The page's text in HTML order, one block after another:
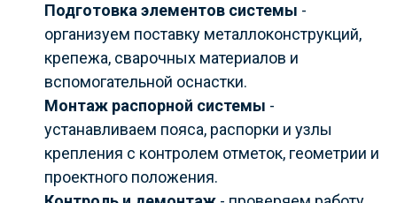
Подготовка элементов системы -
организуем поставку металлоконструкций,
крепежа, сварочных материалов и
вспомогательной оснастки.
Монтаж распорной системы -
устанавливаем пояса, распорки и узлы
крепления с контролем отметок, геометрии и
проектного положения.